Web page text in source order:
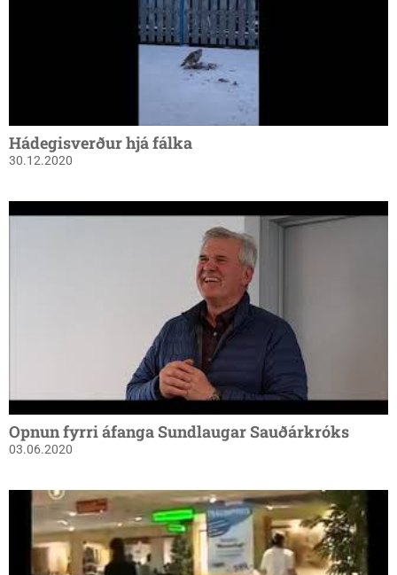
Hádegisverður hjá fálka
30.12.2020
Opnun fyrri áfanga Sundlaugar Sauðárkróks
03.06.2020